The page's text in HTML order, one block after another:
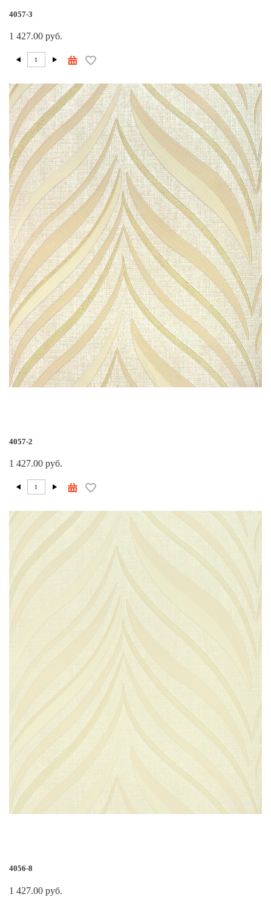
4057-3
1 427.00 руб.
4057-2
1 427.00 руб.
4056-8
1 427.00 руб.